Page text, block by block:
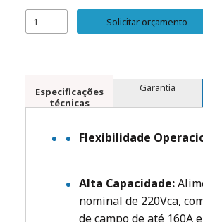
Solicitar orçamento
Especificações
técnicas
Garantia
Flexibilidade
Alta Capacidade:
nominal de 220Vca,
de campo de até 160A